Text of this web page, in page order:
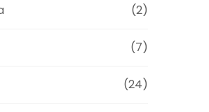
(2)
(7)
(24)